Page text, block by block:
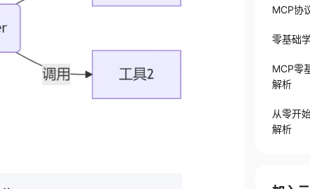
MCP协
零基础
MCP零
解析
从零开
解析